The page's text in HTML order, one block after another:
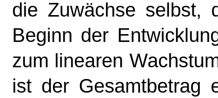
die Zuwächse selbst,
Beginn der
zum linearen
ist der Gesamtbetrag